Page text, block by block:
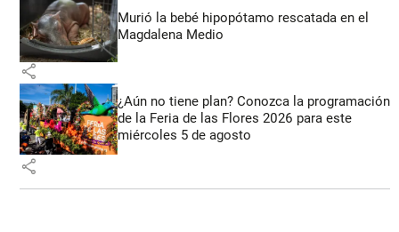
Murió la bebé hipopótamo rescatada en el
Magdalena Medio
share
¿Aún no tiene plan? Conozca la programación
de la Feria de las Flores 2026 para este
miércoles 5 de agosto
share